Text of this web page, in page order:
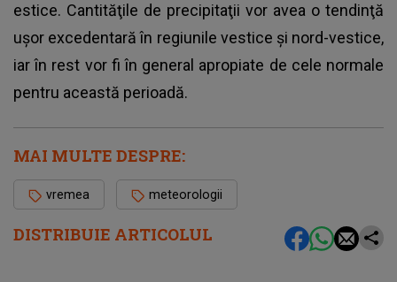
DISTRIBUIE ARTICOLUL
estice. Cantităţile de precipitaţii vor avea o tendinţă
uşor excedentară în regiunile vestice şi nord-vestice,
iar în rest vor fi în general apropiate de cele normale
pentru această perioadă.
MAI MULTE DESPRE:
vremea meteorologii